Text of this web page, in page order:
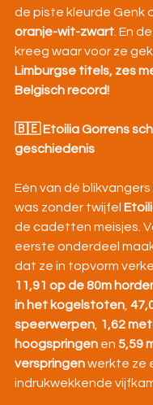
de piste kleurde Genk
oranje-wit-zwart . En
kreeg waar voor ze
Limburgse titels, zes
Belgisch record!
🇧🇪 Etoilia Gorrens
geschiedenis
Eén van dé
was zonder twijfel
de cadetten meisjes.
eerste onderdeel
dat ze in topvorm
11,91 op de 80m
in het kogelstoten
speerwerpen 1,62
hoogspringen en 5,59
verspringen werkte ze
indrukwekkende